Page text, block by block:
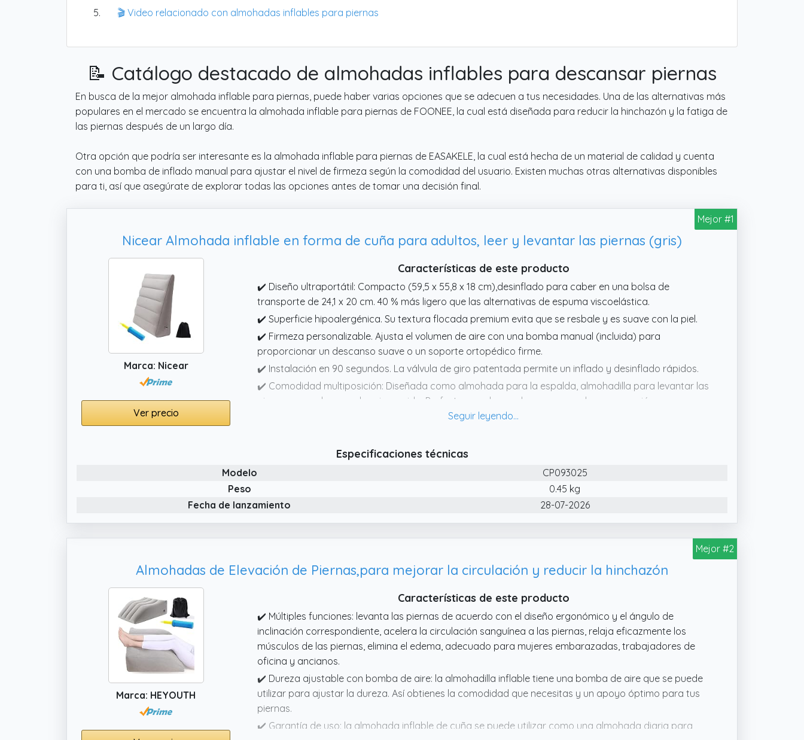
🎬 Video relacionado con almohadas inflables para piernas
📝 Catálogo destacado de almohadas inflables para descansar piernas
En busca de la mejor almohada inflable para piernas, puede haber varias opciones que se adecuen a tus necesidades. Una de las alternativas más
populares en el mercado se encuentra la almohada inflable para piernas de FOONEE, la cual está diseñada para reducir la hinchazón y la fatiga de
las piernas después de un largo día.
Otra opción que podría ser interesante es la almohada inflable para piernas de EASAKELE, la cual está hecha de un material de calidad y cuenta
con una bomba de inflado manual para ajustar el nivel de firmeza según la comodidad del usuario. Existen muchas otras alternativas disponibles
para ti, así que asegúrate de explorar todas las opciones antes de tomar una decisión final.
Mejor #1
Nicear Almohada inflable en forma de cuña para adultos, leer y levantar las piernas (gris)
Marca: Nicear
Ver precio
Características de este producto
✔️ Diseño ultraportátil: Compacto (59,5 x 55,8 x 18 cm),desinflado para caber en una bolsa de
transporte de 24,1 x 20 cm. 40 % más ligero que las alternativas de espuma viscoelástica.
✔️ Superficie hipoalergénica. Su textura flocada premium evita que se resbale y es suave con la piel.
✔️ Firmeza personalizable. Ajusta el volumen de aire con una bomba manual (incluida) para
proporcionar un descanso suave o un soporte ortopédico firme.
✔️ Instalación en 90 segundos. La válvula de giro patentada permite un inflado y desinflado rápidos.
✔️ Comodidad multiposición: Diseñada como almohada para la espalda, almohadilla para levantar las
piernas y ayuda para dormir erguido. Perfecta para leer en la cama, para la recuperación
postoperatoria, para aliviar el reflujo ácido o para usar en camping o en la oficina.
Especificaciones técnicas
Modelo
CP093025
Peso
0.45 kg
Fecha de lanzamiento
28-07-2026
Mejor #2
Almohadas de Elevación de Piernas,para mejorar la circulación y reducir la hinchazón
Marca: HEYOUTH
Características de este producto
✔️ Múltiples funciones: levanta las piernas de acuerdo con el diseño ergonómico y el ángulo de
inclinación correspondiente, acelera la circulación sanguínea a las piernas, relaja eficazmente los
músculos de las piernas, elimina el edema, adecuado para mujeres embarazadas, trabajadores de
oficina y ancianos.
✔️ Dureza ajustable con bomba de aire: la almohadilla inflable tiene una bomba de aire que se puede
utilizar para ajustar la dureza. Así obtienes la comodidad que necesitas y un apoyo óptimo para tus
piernas.
✔️ Garantía de uso: la almohada inflable de cuña se puede utilizar como una almohada diaria para